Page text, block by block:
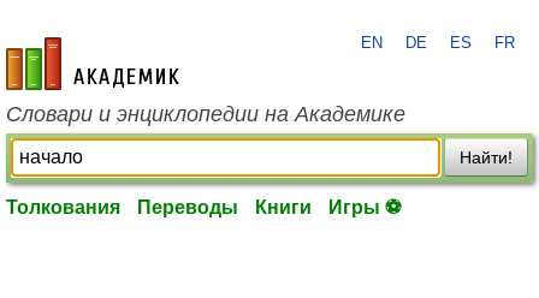
academic.ru
EN DE ES FR
Словари и энциклопедии на Академике
Найти!
Толкования Переводы Книги Игры ⚽